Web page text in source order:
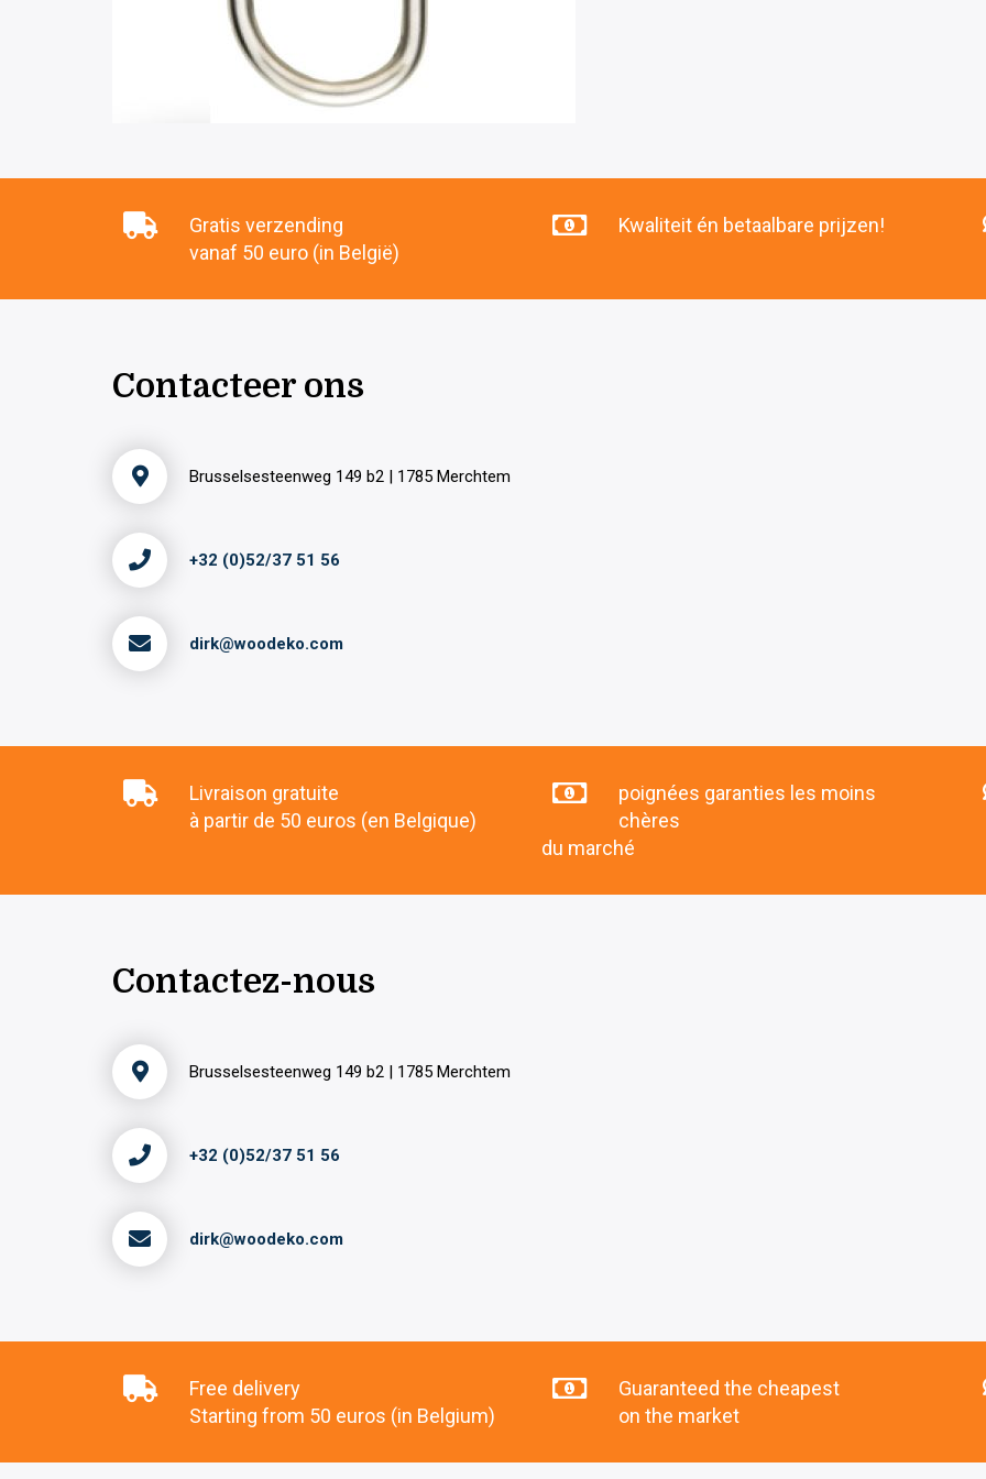
Gratis verzending
vanaf 50 euro (in België)
Kwaliteit én betaalbare prijzen!
Contacteer ons
Brusselsesteenweg 149 b2 | 1785 Merchtem
+32 (0)52/37 51 56
dirk@woodeko.com
Livraison gratuite
à partir de 50 euros (en Belgique)
poignées garanties les moins
chères
du marché
Contactez-nous
Brusselsesteenweg 149 b2 | 1785 Merchtem
+32 (0)52/37 51 56
dirk@woodeko.com
Free delivery
Starting from 50 euros (in Belgium)
Guaranteed the cheapest
on the market